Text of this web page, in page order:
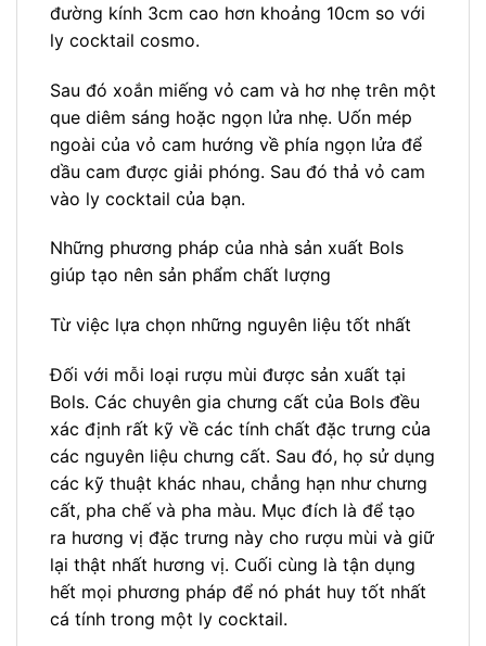
đường kính 3cm cao hơn khoảng 10cm so với
ly cocktail cosmo.
Sau đó xoắn miếng vỏ cam và hơ nhẹ trên một
que diêm sáng hoặc ngọn lửa nhẹ. Uốn mép
ngoài của vỏ cam hướng về phía ngọn lửa để
dầu cam được giải phóng. Sau đó thả vỏ cam
vào ly cocktail của bạn.
Những phương pháp của nhà sản xuất Bols
giúp tạo nên sản phẩm chất lượng
Từ việc lựa chọn những nguyên liệu tốt nhất
Đối với mỗi loại rượu mùi được sản xuất tại
Bols. Các chuyên gia chưng cất của Bols đều
xác định rất kỹ về các tính chất đặc trưng của
các nguyên liệu chưng cất. Sau đó, họ sử dụng
các kỹ thuật khác nhau, chẳng hạn như chưng
cất, pha chế và pha màu. Mục đích là để tạo
ra hương vị đặc trưng này cho rượu mùi và giữ
lại thật nhất hương vị. Cuối cùng là tận dụng
hết mọi phương pháp để nó phát huy tốt nhất
cá tính trong một ly cocktail.